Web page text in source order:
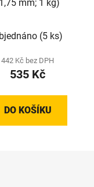
mm; 1 kg)
(5 ks)
442 Kč bez DPH
535 Kč
DO KOŠÍKU